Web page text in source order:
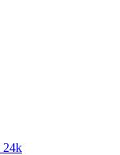
24k